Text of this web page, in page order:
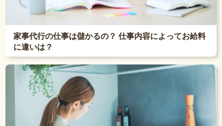
家事代行の仕事は儲かるの？ 仕事内容によってお給料
に違いは？